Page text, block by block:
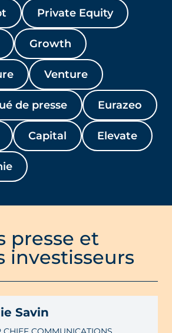
Private Equity
Growth
Venture
de presse Eurazeo
Capital Elevate
presse et
investisseurs
Savin